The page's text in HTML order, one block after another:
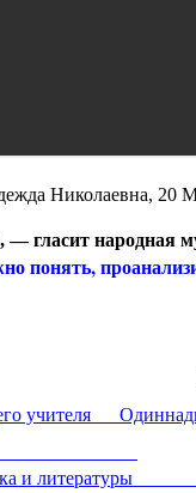
Николаевна, 20
— гласит
учителя